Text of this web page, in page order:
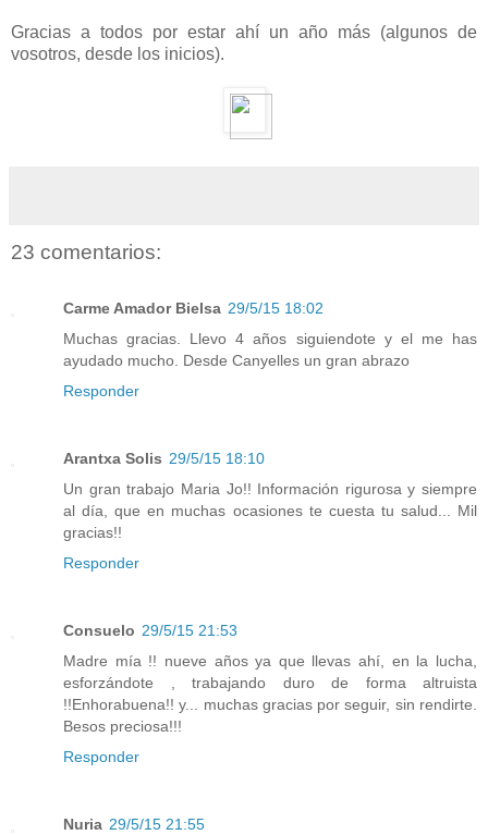
Gracias a todos por estar ahí un año más (algunos de
vosotros, desde los inicios).
23 comentarios:
Carme Amador Bielsa 29/5/15 18:02
Muchas gracias. Llevo 4 años siguiendote y el me has
ayudado mucho. Desde Canyelles un gran abrazo
Responder
Arantxa Solis 29/5/15 18:10
Un gran trabajo Maria Jo!! Información rigurosa y siempre
al día, que en muchas ocasiones te cuesta tu salud... Mil
gracias!!
Responder
Consuelo 29/5/15 21:53
Madre mía !! nueve años ya que llevas ahí, en la lucha,
esforzándote , trabajando duro de forma altruista
!!Enhorabuena!! y... muchas gracias por seguir, sin rendirte.
Besos preciosa!!!
Responder
Nuria 29/5/15 21:55